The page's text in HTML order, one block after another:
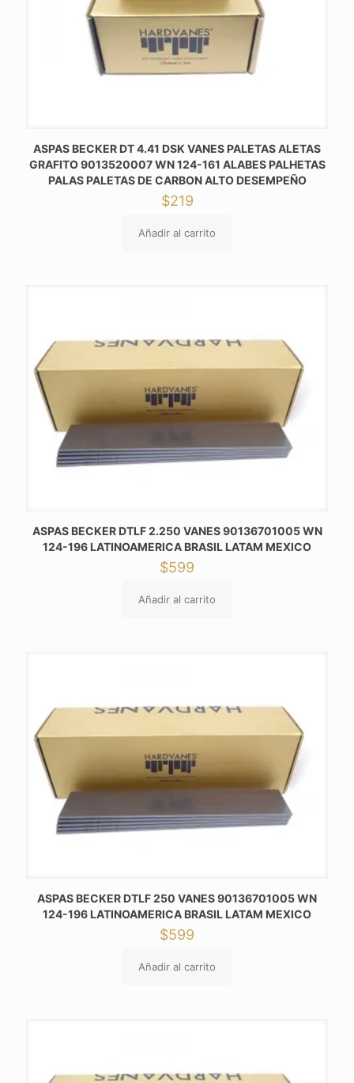
ASPAS BECKER DT 4.41 DSK VANES PALETAS ALETAS
GRAFITO 9013520007 WN 124-161 ALABES PALHETAS
PALAS PALETAS DE CARBON ALTO DESEMPEÑO
$219
Añadir al carrito
ASPAS BECKER DTLF 2.250 VANES 90136701005 WN
124-196 LATINOAMERICA BRASIL LATAM MEXICO
$599
Añadir al carrito
ASPAS BECKER DTLF 250 VANES 90136701005 WN
124-196 LATINOAMERICA BRASIL LATAM MEXICO
$599
Añadir al carrito